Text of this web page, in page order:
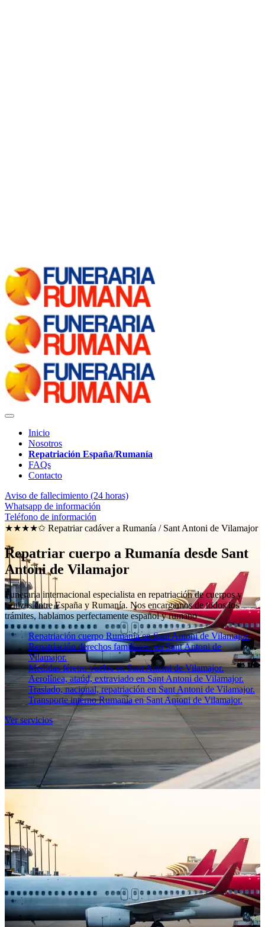
Inicio
Nosotros
Repatriación España/Rumanía
FAQs
Contacto
Aviso de fallecimiento (24 horas)
Whatsapp de información
Teléfono de información
★★★★✩ Repatriar cadáver a Rumanía / Sant Antoni de Vilamajor
Repatriar cuerpo a Rumanía desde Sant
Antoni de Vilamajor
Funeraria internacional especialista en repatriación de cuerpos y
cenizas entre España y Rumanía. Nos encargamos de todos los
trámites, hablamos perfectamente español y rumano
Repatriación cuerpo Rumanía en Sant Antoni de Vilamajor.
Repatriación derechos familiares. en Sant Antoni de
Vilamajor.
Medidas féretro vuelos en Sant Antoni de Vilamajor.
Aerolínea, ataúd, extraviado en Sant Antoni de Vilamajor.
Traslado, nacional, repatriación en Sant Antoni de Vilamajor.
Transporte interno Rumanía en Sant Antoni de Vilamajor.
Ver servicios